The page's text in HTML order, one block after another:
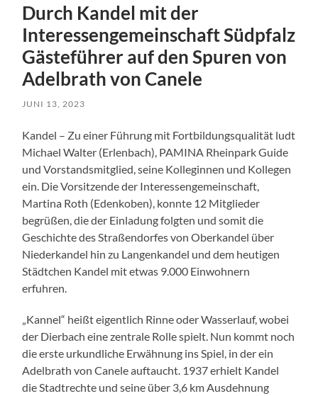
Durch Kandel mit der
Interessengemeinschaft Südpfalz
Gästeführer auf den Spuren von
Adelbrath von Canele
JUNI 13, 2023
Kandel – Zu einer Führung mit Fortbildungsqualität ludt
Michael Walter (Erlenbach), PAMINA Rheinpark Guide
und Vorstandsmitglied, seine Kolleginnen und Kollegen
ein. Die Vorsitzende der Interessengemeinschaft,
Martina Roth (Edenkoben), konnte 12 Mitglieder
begrüßen, die der Einladung folgten und somit die
Geschichte des Straßendorfes von Oberkandel über
Niederkandel hin zu Langenkandel und dem heutigen
Städtchen Kandel mit etwas 9.000 Einwohnern
erfuhren.
„Kannel“ heißt eigentlich Rinne oder Wasserlauf, wobei
der Dierbach eine zentrale Rolle spielt. Nun kommt noch
die erste urkundliche Erwähnung ins Spiel, in der ein
Adelbrath von Canele auftaucht. 1937 erhielt Kandel
die Stadtrechte und seine über 3,6 km Ausdehnung